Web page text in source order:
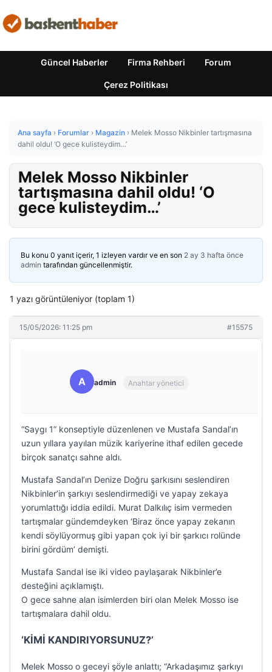
Güncel Haberler Firma Rehberi Forum
Çerez Politikası
Ana sayfa › Forumlar › Magazin › Melek Mosso Nikbinler tartışmasına
dahil oldu! ‘O gece kulisteydim…’
Melek Mosso Nikbinler
tartışmasına dahil oldu! ‘O
gece kulisteydim…’
Bu konu 0 yanıt içerir, 1 izleyen vardır ve en son 2 ay 3 hafta önce
admin tarafından güncellenmiştir.
1 yazı görüntüleniyor (toplam 1)
15/05/2026: 11:25 pm #15575
A admin Anahtar yönetici
“Saygı 1” konseptiyle düzenlenen ve Mustafa Sandal’ın
uzun yıllara yayılan müzik kariyerine ithaf edilen gecede
birçok sanatçı sahne aldı.
Mustafa Sandal’ın Denize Doğru şarkısını seslendiren
Nikbinler’in şarkıyı seslendirmediği ve yapay zekaya
yorumlattığı iddia edildi. Murat Dalkılıç isim vermeden
tartışmalar gündemdeyken ‘Biraz önce yapay zekanın
kendi söylüyormuş gibi yapan çok iyi bir şarkıcı rolünde
birini gördüm’ demişti.
Mustafa Sandal ise iki video paylaşarak Nikbinler’e
desteğini açıklamıştı.
O gece sahne alan isimlerden biri olan Melek Mosso ise
tartışmalara dahil oldu.
‘KİMİ KANDIRIYORSUNUZ?’
Melek Mosso o geceyi şöyle anlattı; “Arkadaşımız şarkıyı